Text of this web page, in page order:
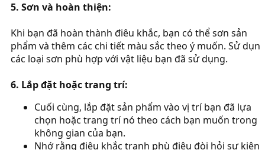
5. Sơn và hoàn thiện:
Khi bạn đã hoàn thành điêu khắc, bạn có thể sơn sản
phẩm và thêm các chi tiết màu sắc theo ý muốn. Sử
các loại sơn phù hợp với vật liệu bạn đã sử dụng.
6. Lắp đặt hoặc trang trí:
Cuối cùng, lắp đặt sản phẩm vào vị trí bạn đã lựa
chọn hoặc trang trí nó theo cách bạn muốn trong
không gian của bạn.
Nhớ rằng điêu khắc tranh phù điêu đòi hỏi sự kiên